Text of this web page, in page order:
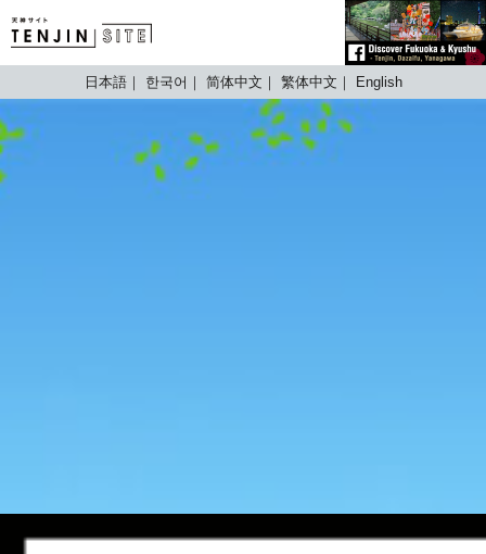
TENJIN SITE
日本語 한국어 简体中文 繁体中文 English